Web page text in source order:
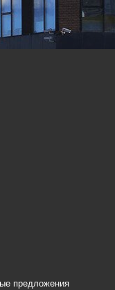
предложения